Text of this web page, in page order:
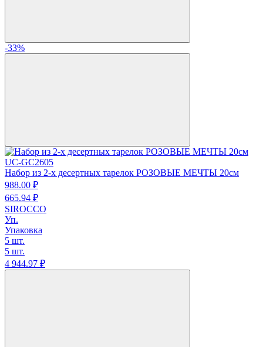
-33%
UC-GC2605
Набор из 2-х десертных тарелок РОЗОВЫЕ МЕЧТЫ 20см
988.00 ₽
665.94 ₽
SIROCCO
Уп.
Упаковка
5 шт.
5 шт.
4 944.97 ₽